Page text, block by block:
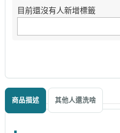
目前還沒有人新增標籤
商品描述 其他人還洗啥